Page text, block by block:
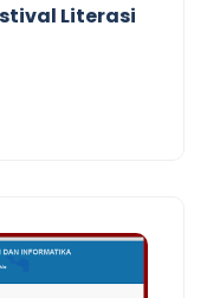
Literasi